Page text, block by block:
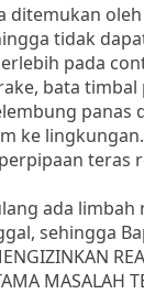
tidak
pada
bata timbal
ke lingkungan.
ada
sehingga
MASALAH